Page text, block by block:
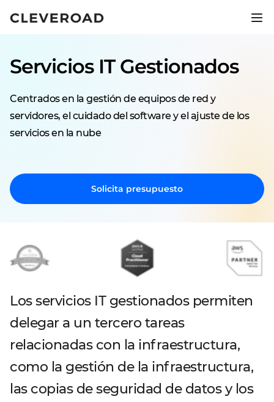
rápido.
Descubre el desarrollo asistido por IA
Servicios IT Gestionados
Centrados en la gestión de equipos de red y
servidores, el cuidado del software y el ajuste de los
servicios en la nube
Solicita presupuesto
Los servicios IT gestionados permiten
delegar a un tercero tareas
relacionadas con la infraestructura,
como la gestión de la infraestructura,
las copias de seguridad de datos y los